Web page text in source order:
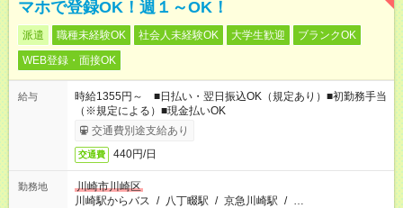
マホで登録OK！週１～OK！
派遣 職種未経験OK 社会人未経験OK 大学生歓迎
ブランクOK
WEB登録・面接OK
給与
時給1355円～ ■日払い・翌日振込OK（規定あり）■初勤務手当
（※規定による）■現金払いOK
交通費別途支給あり
交通費 440円/日
勤務地
川崎市川崎区
川崎駅からバス / 八丁畷駅 / 京急川崎駅 / …